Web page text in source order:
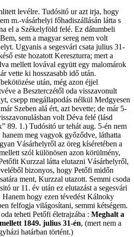
levélre. Tudósitó ur azt irja, hogy
m.-vásárhelyi főhadiszállásán látta s
el a Székelyföld felé. Ez dátumbeli
sem a magyar sereg nem volt
Ugyanis a segesvári csata julius 31-
este hozatott Kereszturra; mert a
mellett lovával együtt egy malomárok
vette ki hosszasabb idő után.
után, még azon éjjel
a Beszterczétől oda visszavonult
csepp megállapodás nélkül Medgyesen
Szeben alá ért, azt bevette; de már 5-
volt Déva felé (lásd
89. 1.) Tudósitó ur tehát aug. 5-én nem
meg vagyok győződve, láthatta
Vásárhelyről az öreg kíséretében a
szól különösen azon körülmény,
Kurzzal látta elutazni Vásárhelyről,
bizonyos, hogy Petőfi midőn
ment, Kurzzal utazott. Semmi csoda
ur 11. év után ez elutazást a segesvári
Hanem hogy ezen tévedést Kálnoky
felfogja világosítani, semmi kétségem.
teheti Petőfi életrajzába : Meghalt a
1849. julius 31-én, (mert nem a
határban történt.)